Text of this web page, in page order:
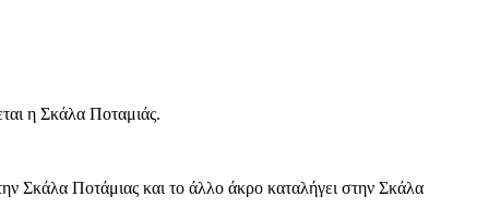
η Σκάλα Ποταμιάς.
Σκάλα Ποτάμιας και το άλλο άκρο καταλήγει στην Σκάλα